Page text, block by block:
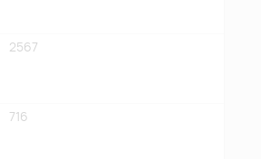
2567
716